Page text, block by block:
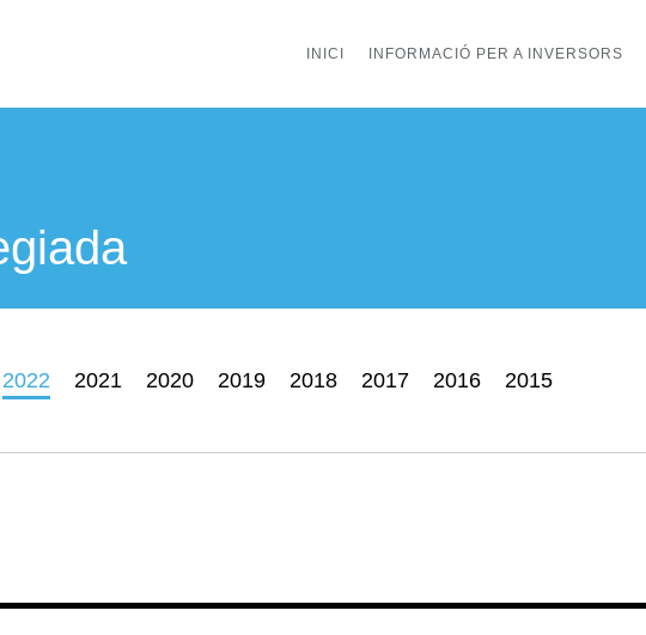
INICI INFORMACIÓ PER A INVERSORS
2022 2021 2020 2019 2018 2017 2016 2015